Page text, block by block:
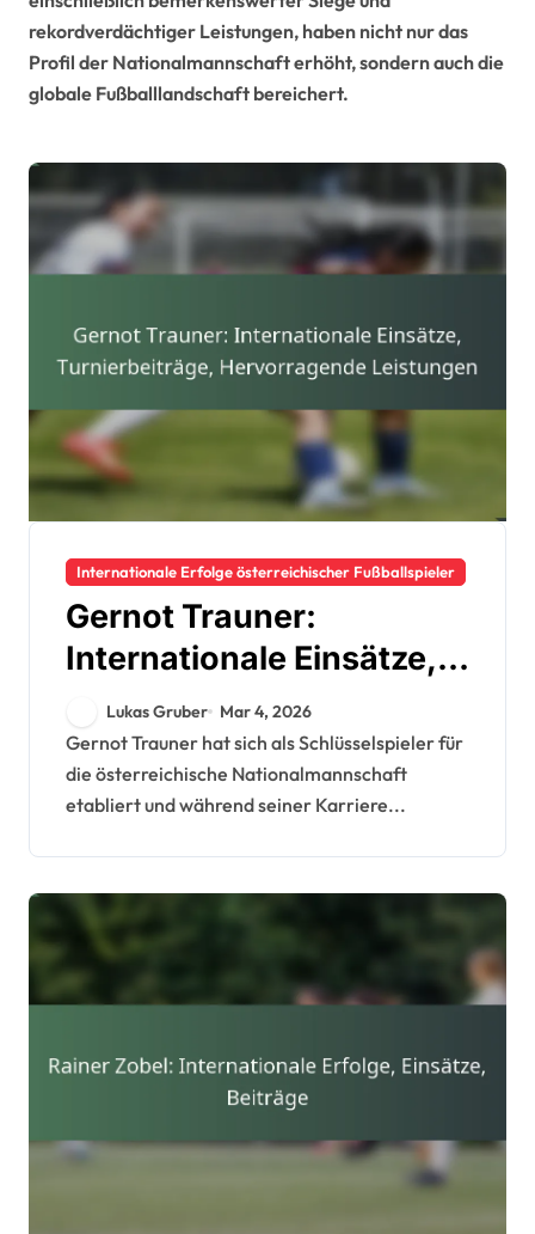
rekordverdächtiger Leistungen, haben nicht nur das
Profil der Nationalmannschaft erhöht, sondern auch die
globale Fußballlandschaft bereichert.
Internationale Erfolge österreichischer Fußballspieler
Gernot Trauner:
Internationale Einsätze,
Turnierbeiträge,
Hervorragende
Leistungen
Lukas Gruber Mar 4, 2026
Gernot Trauner hat sich als Schlüsselspieler für
die österreichische Nationalmannschaft
etabliert und während seiner Karriere...